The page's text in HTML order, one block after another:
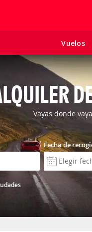
Vuelos
Vayas donde
Fecha de